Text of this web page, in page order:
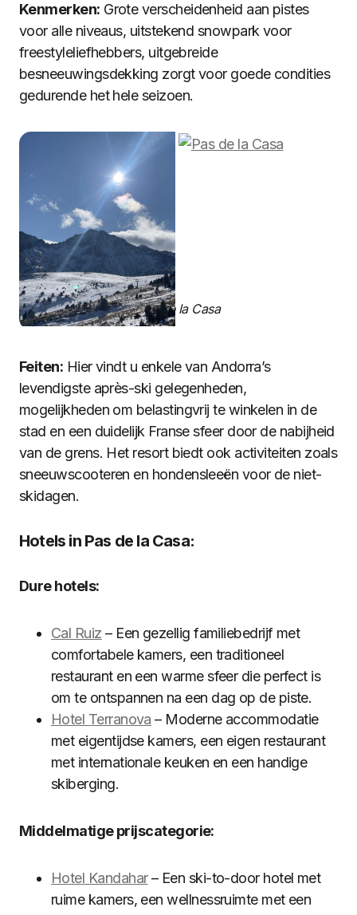
Kenmerken: Grote verscheidenheid aan pistes
voor alle niveaus, uitstekend snowpark voor
freestyleliefhebbers, uitgebreide
besneeuwingsdekking zorgt voor goede condities
gedurende het hele seizoen.
Pas de la Casa
Feiten: Hier vindt u enkele van Andorra’s
levendigste après-ski gelegenheden,
mogelijkheden om belastingvrij te winkelen in de
stad en een duidelijk Franse sfeer door de nabijheid
van de grens. Het resort biedt ook activiteiten zoals
sneeuwscooteren en hondensleeën voor de niet-
skidagen.
Hotels in Pas de la Casa:
Dure hotels:
Cal Ruiz – Een gezellig familiebedrijf met
comfortabele kamers, een traditioneel
restaurant en een warme sfeer die perfect is
om te ontspannen na een dag op de piste.
Hotel Terranova – Moderne accommodatie
met eigentijdse kamers, een eigen restaurant
met internationale keuken en een handige
skiberging.
Middelmatige prijscategorie:
Hotel Kandahar– Een ski-to-door hotel met
ruime kamers, een wellnessruimte met een